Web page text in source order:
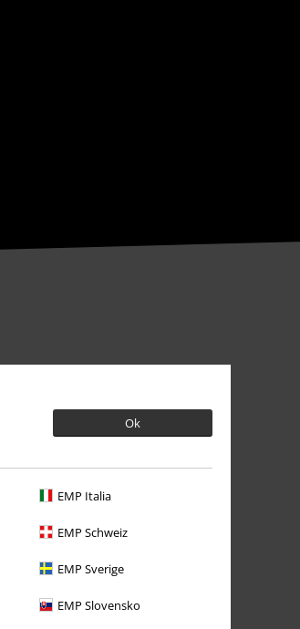
Ok
EMP Italia
EMP Schweiz
EMP Sverige
EMP Slovensko
Sobre EMP
EMP Eventos
Programa de Afiliados